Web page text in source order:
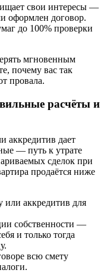
свои интересы —
оформлен договор.
до 100% проверки
мгновенным
почему вас так
провала.
расчёты и
аккредитив дает
— путь к утрате
сделок при
продаётся ниже
или аккредитив для
собственности —
и только тогда
всю смету